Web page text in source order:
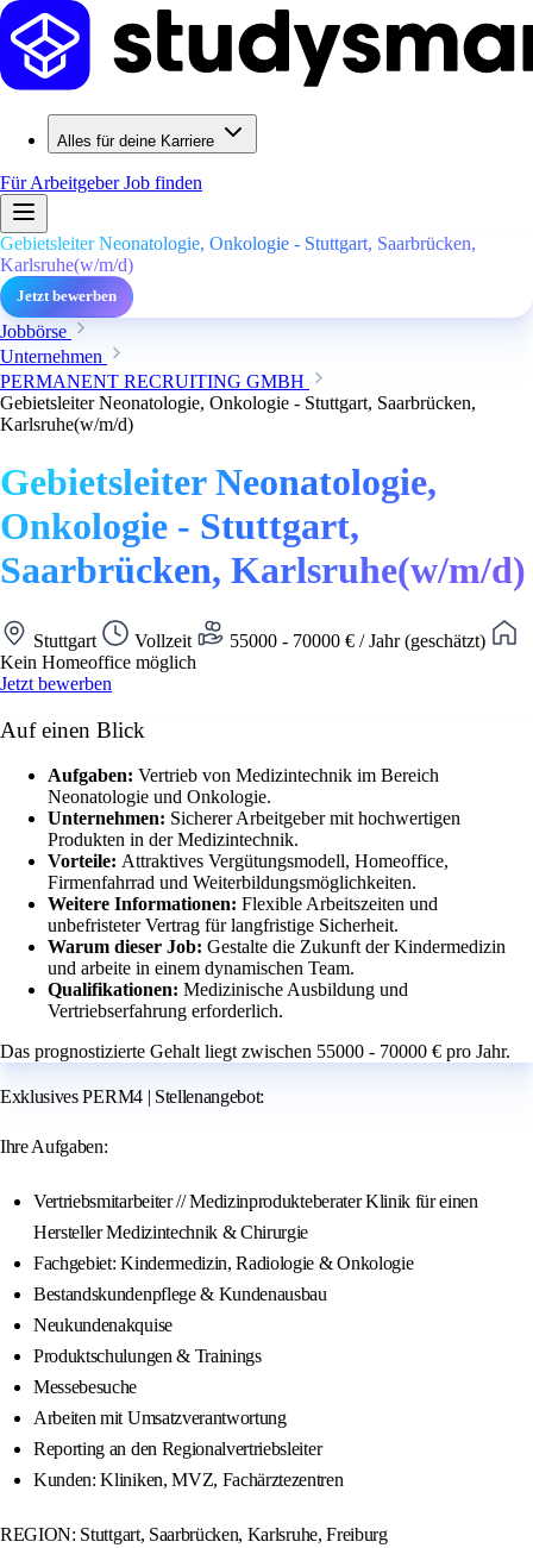
Alles für deine Karriere
Für ArbeitgeberJob finden
Gebietsleiter Neonatologie, Onkologie - Stuttgart, Saarbrücken,
Karlsruhe(w/m/d)
Jetzt bewerben
Jobbörse
Unternehmen
PERMANENT RECRUITING GMBH
Gebietsleiter Neonatologie, Onkologie - Stuttgart, Saarbrücken,
Karlsruhe(w/m/d)
Gebietsleiter Neonatologie,
Onkologie - Stuttgart,
Saarbrücken, Karlsruhe(w/m/d)
Stuttgart Vollzeit
55000 - 70000 € / Jahr (geschätzt)
Kein Homeoffice möglich
Jetzt bewerben
Auf einen Blick
Aufgaben: Vertrieb von Medizintechnik im Bereich
Neonatologie und Onkologie.
Unternehmen: Sicherer Arbeitgeber mit hochwertigen
Produkten in der Medizintechnik.
Vorteile: Attraktives Vergütungsmodell, Homeoffice,
Firmenfahrrad und Weiterbildungsmöglichkeiten.
Weitere Informationen: Flexible Arbeitszeiten und
unbefristeter Vertrag für langfristige Sicherheit.
Warum dieser Job: Gestalte die Zukunft der Kindermedizin
und arbeite in einem dynamischen Team.
Qualifikationen: Medizinische Ausbildung und
Vertriebserfahrung erforderlich.
Das prognostizierte Gehalt liegt zwischen 55000 - 70000 € pro Jahr.
Exklusives PERM4 | Stellenangebot:
Ihre Aufgaben:
Vertriebsmitarbeiter // Medizinprodukteberater Klinik für einen
Hersteller Medizintechnik & Chirurgie
Fachgebiet: Kindermedizin, Radiologie & Onkologie
Bestandskundenpflege & Kundenausbau
Neukundenakquise
Produktschulungen & Trainings
Messebesuche
Arbeiten mit Umsatzverantwortung
Reporting an den Regionalvertriebsleiter
Kunden: Kliniken, MVZ, Fachärztezentren
REGION: Stuttgart, Saarbrücken, Karlsruhe, Freiburg